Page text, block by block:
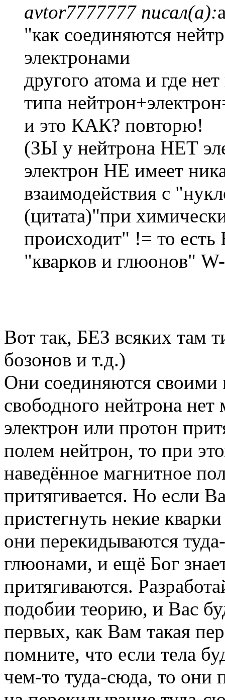
avtor7777777 писал(а):
"как соединяются
электронами
другого атома и где
типа
и это КАК? повторю!
(ЗЫ у нейтрона НЕТ
электрон НЕ имеет
взаимодействия с
(цитата)"при
происходит" != то
"кварков и глюонов"
Вот так, БЕЗ всяких там
бозонов и т.д.)
Они соединяются
свободного нейтрона
электрон или протон
полем нейтрон, то при
наведённое магнитное
притягивается. Но если
пристегнуть некие
они перекидываются
глюонами, и ещё Бог
притягиваются.
подобии теорию, и Вас
первых, как Вам такая
помните, что если тела
чем-то туда-сюда, то они